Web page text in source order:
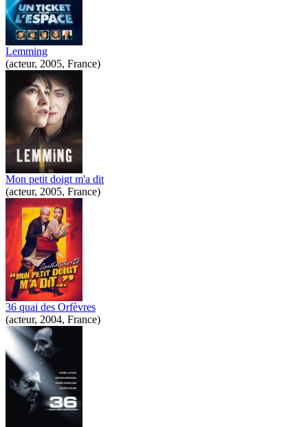
Lemming
(acteur, 2005, France)
Mon petit doigt m'a dit
(acteur, 2005, France)
36 quai des Orfèvres
(acteur, 2004, France)